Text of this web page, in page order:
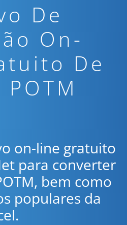
De
On-
De
on-line gratuito
para converter
bem como
populares da